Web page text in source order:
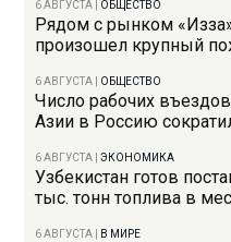
6 АВГУСТА ОБЩЕСТВО
Рядом с рынком
произошел крупный
6 АВГУСТА ОБЩЕСТВО
Число рабочих
Азии в Россию
6 АВГУСТА |ЭКОНОМИКА
Узбекистан готов
тыс. тонн топлива в
6 АВГУСТА В МИРЕ